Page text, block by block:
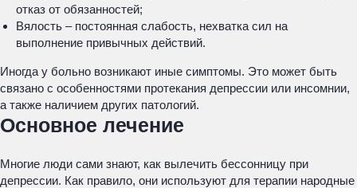
отказ от обязанностей;
Вялость – постоянная слабость, нехватка сил на
выполнение привычных действий.
Иногда у больно возникают иные симптомы. Это может быть
связано с особенностями протекания депрессии или инсомнии,
а также наличием других патологий.
Основное лечение
Многие люди сами знают, как вылечить бессонницу при
депрессии. Как правило, они используют для терапии народные